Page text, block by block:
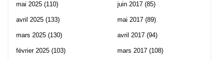
mai 2025 (110)
avril 2025 (133)
mars 2025 (130)
février 2025 (103)
juin 2017 (85)
mai 2017 (89)
avril 2017 (94)
mars 2017 (108)